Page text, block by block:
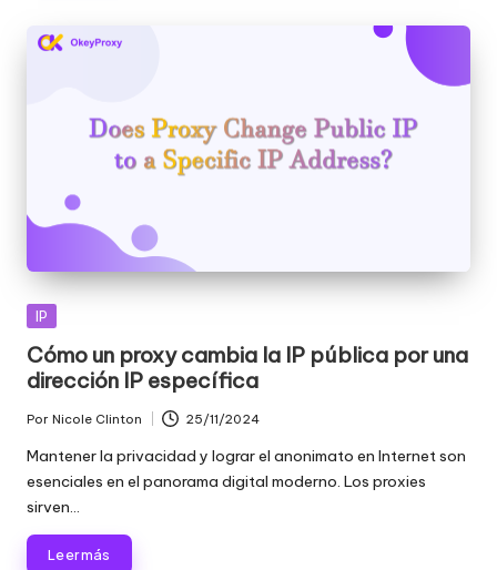
Publicada
IP
Cómo un proxy cambia la IP pública por una
dirección IP específica
Publicado
por
Por Nicole Clinton 25/11/2024
Mantener la privacidad y lograr el anonimato en Internet son
esenciales en el panorama digital moderno. Los proxies
sirven...
Leer más